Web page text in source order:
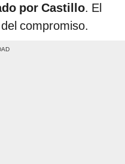
por Castillo. El
compromiso.